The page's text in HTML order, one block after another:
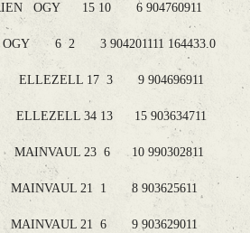
OGY 15 10 6 904760911
6 2 3 904201111 164433.0
ELLEZELL 17 3 9 904696911
ELLEZELL 34 13 15 903634711
MAINVAUL 23 6 10 990302811
21 1 8 903625611
21 6 9 903629011